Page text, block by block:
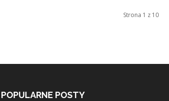
Strona 1 z 10
POPULARNE POSTY